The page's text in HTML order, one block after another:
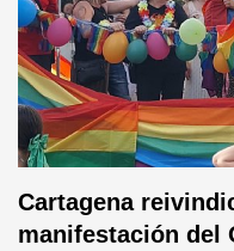
Cartagena
manifestación del